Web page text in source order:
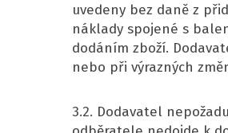
uvedeny bez daně z
náklady spojené s
dodáním zboží.
nebo při výrazných
3.2. Dodavatel